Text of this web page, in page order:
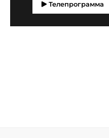
Телепрограмма